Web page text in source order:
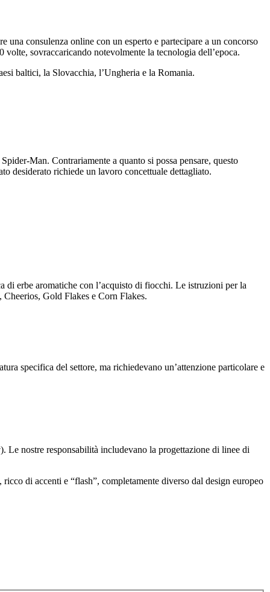
consulenza online con un esperto e partecipare a un concorso
sovraccaricando notevolmente la tecnologia dell’epoca.
baltici, la Slovacchia, l’Ungheria e la Romania.
Man. Contrariamente a quanto si possa pensare, questo
desiderato richiede un lavoro concettuale dettagliato.
di erbe aromatiche con l’acquisto di fiocchi. Le istruzioni per la
Gold Flakes e Corn Flakes.
specifica del settore, ma richiedevano un’attenzione particolare e
nostre responsabilità includevano la progettazione di linee di
di accenti e “flash”, completamente diverso dal design europeo